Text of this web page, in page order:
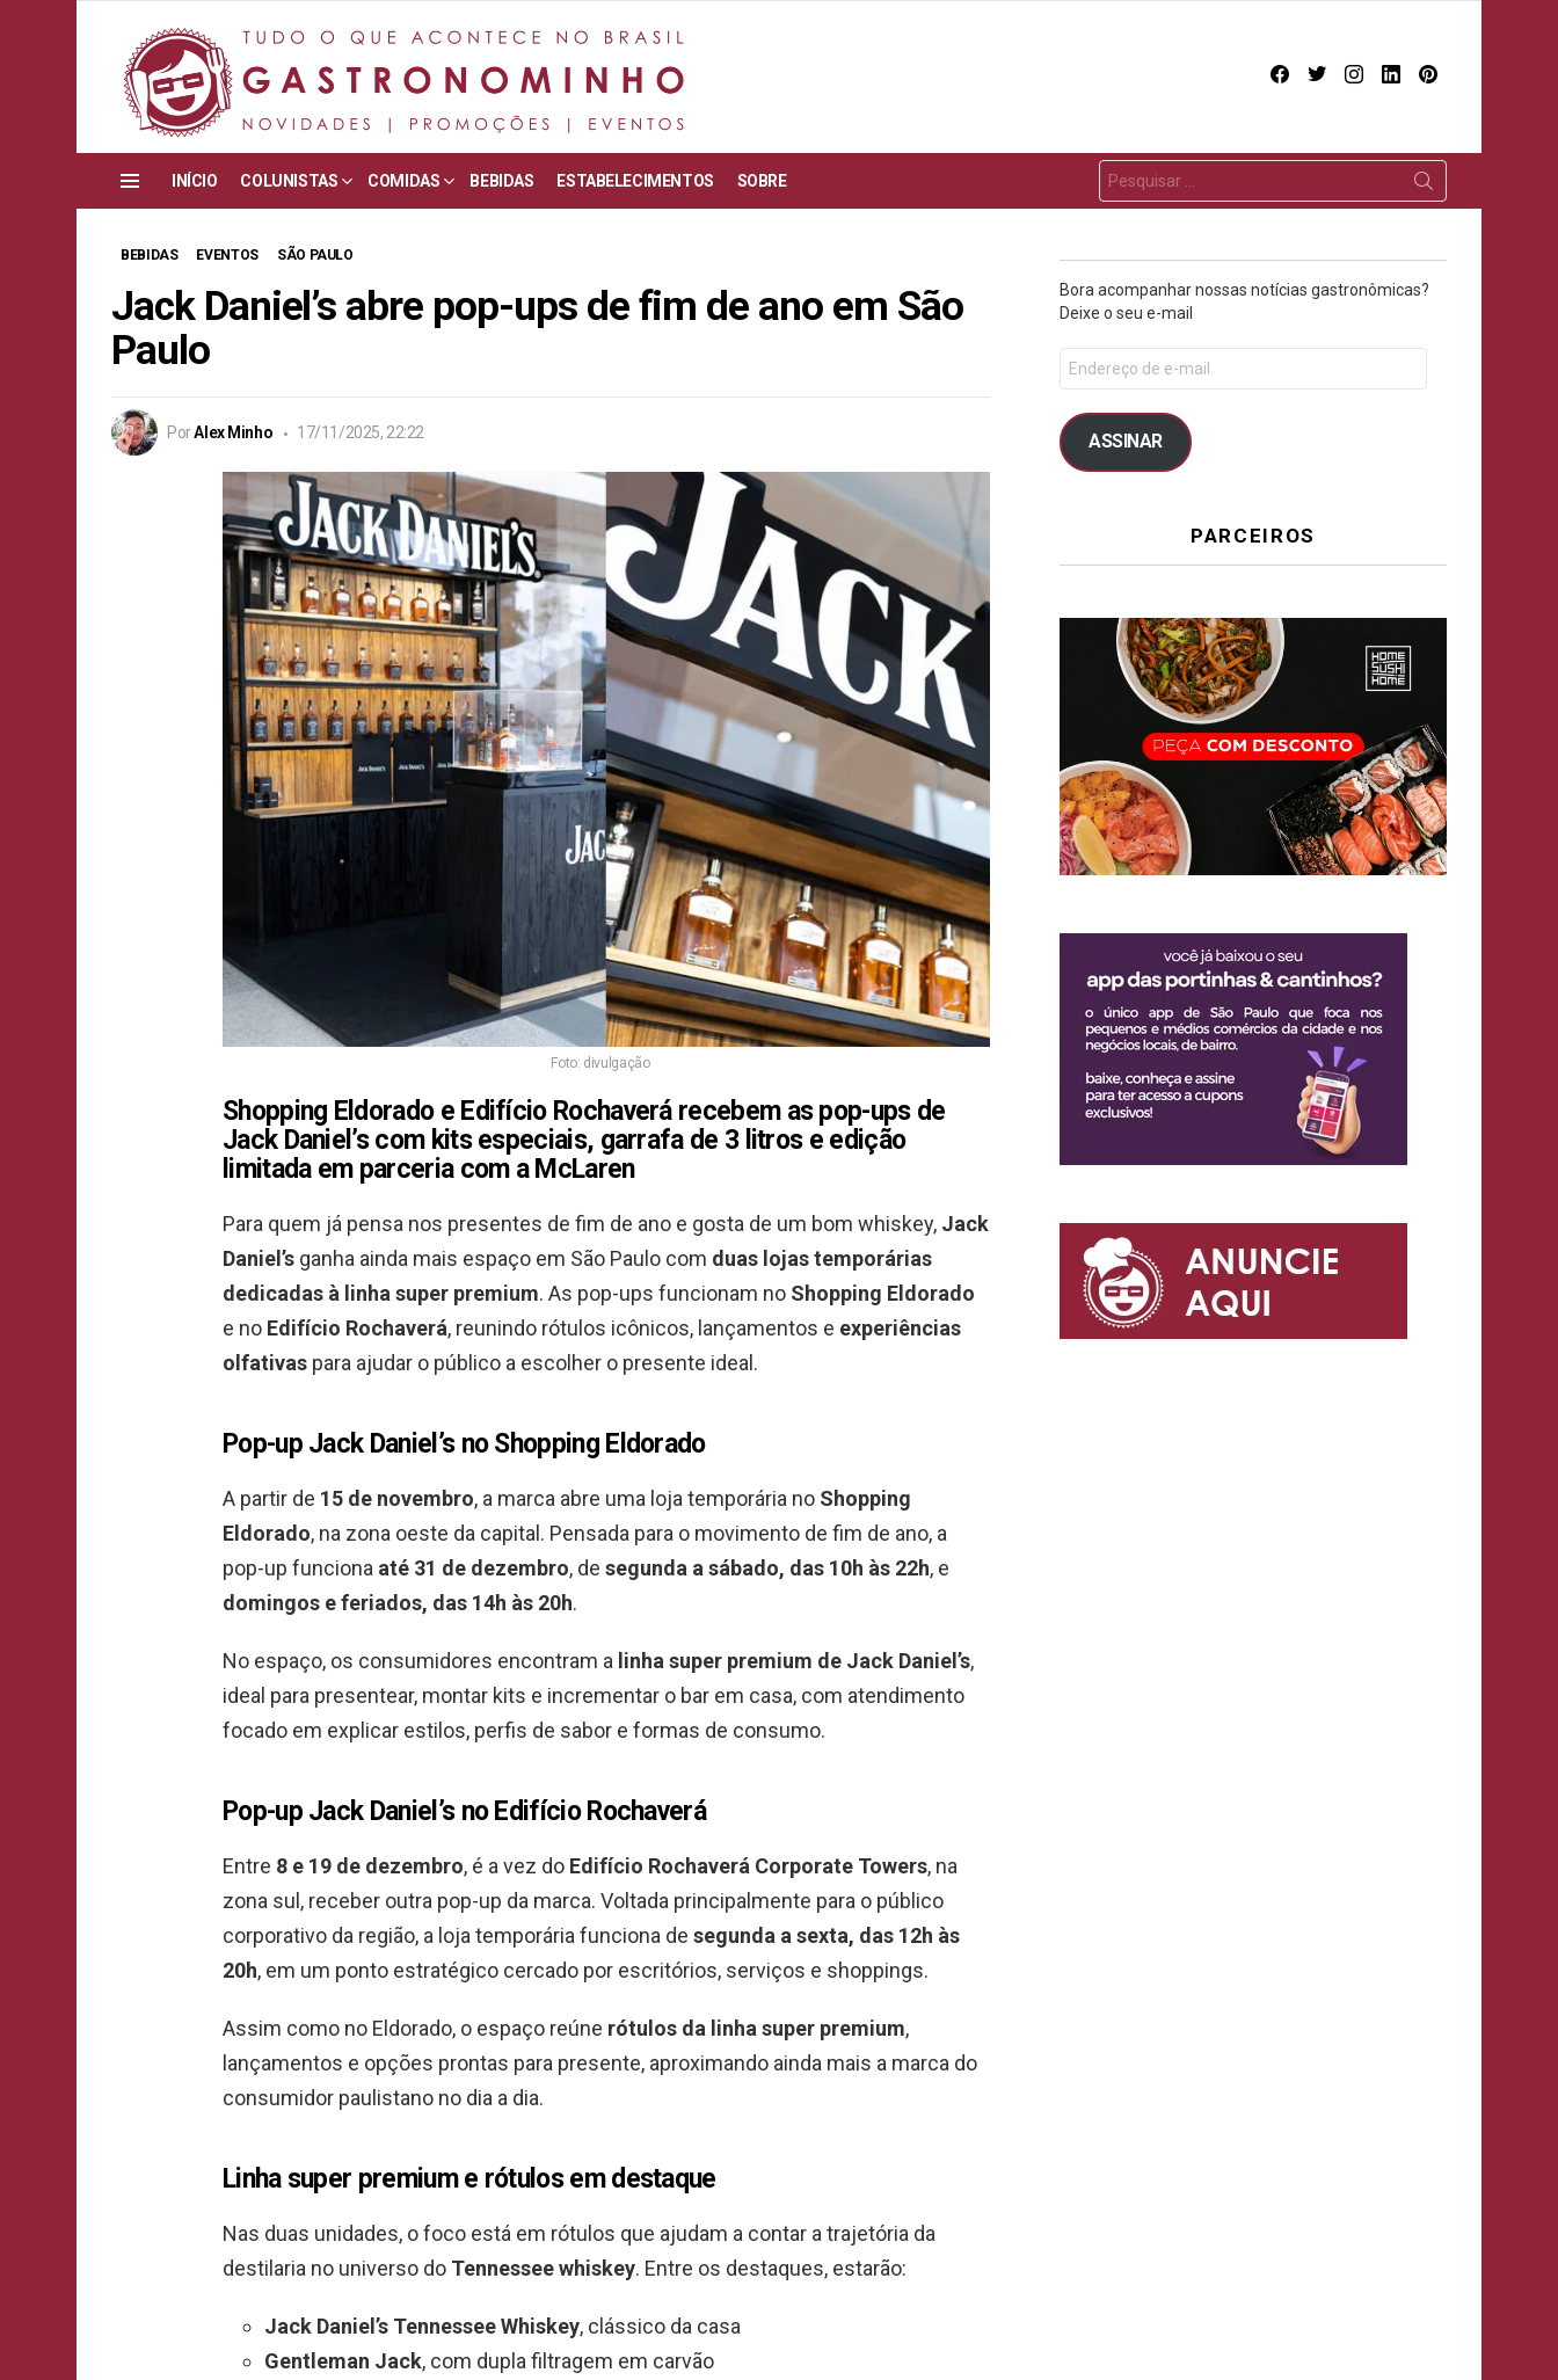
facebooktwitterinstagram
linkedin
INÍCIO COLUNISTAS COMIDAS BEBIDAS ESTABELECIMENTOS SOBRE
BEBIDAS EVENTOS SÃO PAULO
Jack Daniel’s abre pop-ups de fim de ano em São
Paulo
PorAlex Minho 17/11/2025, 22:22
Foto: divulgação
Shopping Eldorado e Edifício Rochaverá recebem as pop-ups de
Jack Daniel’s com kits especiais, garrafa de 3 litros e edição
limitada em parceria com a McLaren
Para quem já pensa nos presentes de fim de ano e gosta de um bom whiskey, Jack
Daniel’s ganha ainda mais espaço em São Paulo com duas lojas temporárias
dedicadas à linha super premium. As pop-ups funcionam no Shopping Eldorado
e no Edifício Rochaverá, reunindo rótulos icônicos, lançamentos e experiências
olfativas para ajudar o público a escolher o presente ideal.
Pop-up Jack Daniel’s no Shopping Eldorado
A partir de 15 de novembro, a marca abre uma loja temporária no Shopping
Eldorado, na zona oeste da capital. Pensada para o movimento de fim de ano, a
pop-up funciona até 31 de dezembro, de segunda a sábado, das 10h às 22h, e
domingos e feriados, das 14h às 20h.
No espaço, os consumidores encontram a linha super premium de Jack Daniel’s,
ideal para presentear, montar kits e incrementar o bar em casa, com atendimento
focado em explicar estilos, perfis de sabor e formas de consumo.
Pop-up Jack Daniel’s no Edifício Rochaverá
Entre 8 e 19 de dezembro, é a vez do Edifício Rochaverá Corporate Towers, na
zona sul, receber outra pop-up da marca. Voltada principalmente para o público
corporativo da região, a loja temporária funciona de segunda a sexta, das 12h às
20h, em um ponto estratégico cercado por escritórios, serviços e shoppings.
Assim como no Eldorado, o espaço reúne rótulos da linha super premium,
lançamentos e opções prontas para presente, aproximando ainda mais a marca do
consumidor paulistano no dia a dia.
Linha super premium e rótulos em destaque
Nas duas unidades, o foco está em rótulos que ajudam a contar a trajetória da
destilaria no universo do Tennessee whiskey. Entre os destaques, estarão:
Jack Daniel’s Tennessee Whiskey, clássico da casa
Gentleman Jack, com dupla filtragem em carvão
Bora acompanhar nossas notícias gastronômicas?
Deixe o seu e-mail
ASSINAR
PARCEIROS